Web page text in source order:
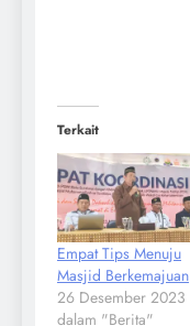
Terkait
Empat Tips Menuju
Masjid Berkemajuan
26 Desember 2023
dalam "Berita"